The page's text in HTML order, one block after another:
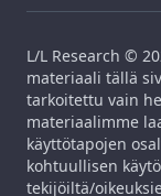
L/L Research ©
materiaali tällä
tarkoitettu vain
materiaalimme
käyttötapojen
kohtuullisen
tekijöiltä/